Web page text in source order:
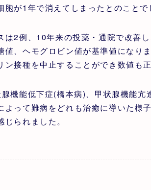
が1年で消えてしまったとのことで
は2例、10年来の投薬・通院で改善
値、ヘモグロビン値が基準値になり
接種を中止することができ数値も
機能低下症(橋本病)、甲状腺機能
よって難病をどれも治癒に導いた様
られました。